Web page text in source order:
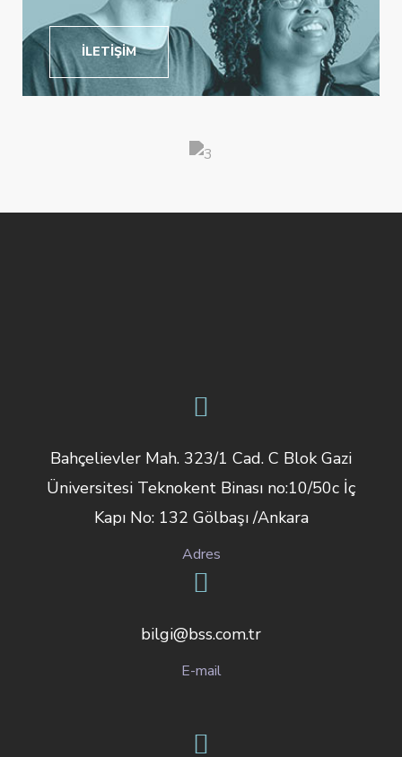
İLETIŞIM
Bahçelievler Mah. 323/1 Cad. C Blok Gazi
Üniversitesi Teknokent Binası no:10/50c İç
Kapı No: 132 Gölbaşı /Ankara
Adres
bilgi@bss.com.tr
E-mail